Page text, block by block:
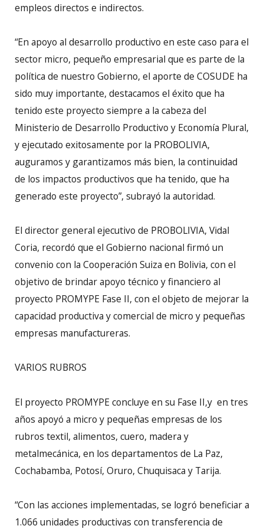
empleos directos e indirectos.
“En apoyo al desarrollo productivo en este caso para el
sector micro, pequeño empresarial que es parte de la
política de nuestro Gobierno, el aporte de COSUDE ha
sido muy importante, destacamos el éxito que ha
tenido este proyecto siempre a la cabeza del
Ministerio de Desarrollo Productivo y Economía Plural,
y ejecutado exitosamente por la PROBOLIVIA,
auguramos y garantizamos más bien, la continuidad
de los impactos productivos que ha tenido, que ha
generado este proyecto”, subrayó la autoridad.
El director general ejecutivo de PROBOLIVIA, Vidal
Coria, recordó que el Gobierno nacional firmó un
convenio con la Cooperación Suiza en Bolivia, con el
objetivo de brindar apoyo técnico y financiero al
proyecto PROMYPE Fase II, con el objeto de mejorar la
capacidad productiva y comercial de micro y pequeñas
empresas manufactureras.
VARIOS RUBROS
El proyecto PROMYPE concluye en su Fase II,y en tres
años apoyó a micro y pequeñas empresas de los
rubros textil, alimentos, cuero, madera y
metalmecánica, en los departamentos de La Paz,
Cochabamba, Potosí, Oruro, Chuquisaca y Tarija.
“Con las acciones implementadas, se logró beneficiar a
1.066 unidades productivas con transferencia de